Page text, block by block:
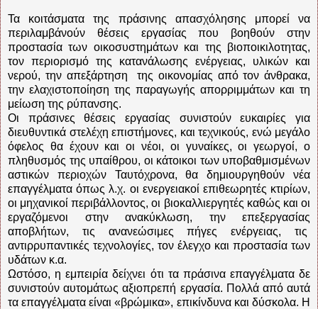
Τα κοιτάσματα της πράσινης απασχόλησης μπορεί να
περιλαμβάνούν θέσεις εργασίας που βοηθούν στην
προστασία των οικοσυστημάτων και της βιοποικιλοτητας,
τον περιορισμό της κατανάλωσης ενέργειας, υλικών και
νερού, την απεξάρτηση της οικονομίας από τον άνθρακα,
την ελαχιστοποίηση της παραγωγής απορριμμάτων και τη
μείωση της ρύπανσης.
Οι πράσινες θέσεις εργασίας συνιστούν ευκαιρίες για
διευθυντικά στελέχη επιστήμονες, και τεχνικούς, ενώ μεγάλο
όφελος θα έχουν και οι νέοι, οι γυναίκες, οι γεωργοί, ο
πληθυσμός της υπαίθρου, οι κάτοικοι των υποβαθμισμένων
αστικών περιοχών Ταυτόχρονα, θα δημιουργηθούν νέα
επαγγέλματα όπως λ.χ. οι ενεργειακοί επιθεωρητές κτιρίων,
οι μηχανικοί περιβάλλοντος, οι βιοκαλλιεργητές καθώς και οι
εργαζόμενοι στην ανακύκλωση, την επεξεργασίας
αποβλήτων, τις ανανεώσιμες πήγες ενέργειας, τις
αντιρρυπαντικές τεχνολογίες, τον έλεγχο και προστασία των
υδάτων κ.α.
Ωστόσο, η εμπειρία δείχνει ότι τα πράσινα επαγγέλματα δε
συνιστούν αυτομάτως αξιοπρεπή εργασία. Πολλά από αυτά
τα επαγγέλματα είναι «βρώμικα», επικίνδυνα και δύσκολα. Η